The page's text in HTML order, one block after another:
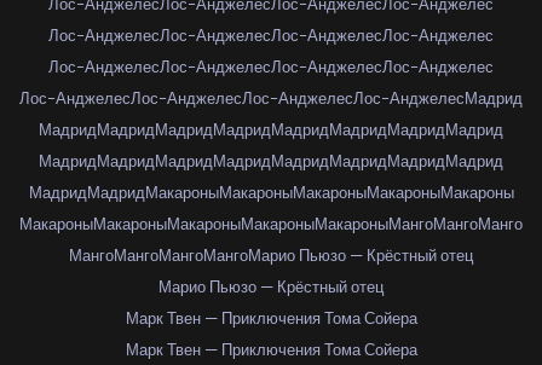
Лос-АнджелесЛос-АнджелесЛос-АнджелесЛос-Анджелес
Лос-АнджелесЛос-АнджелесЛос-АнджелесЛос-Анджелес
Лос-АнджелесЛос-АнджелесЛос-АнджелесЛос-Анджелес
Лос-АнджелесЛос-АнджелесЛос-АнджелесЛос-АнджелесМадрид
МадридМадридМадридМадридМадридМадридМадридМадрид
МадридМадридМадридМадридМадридМадридМадридМадрид
МадридМадридМакароныМакароныМакароныМакароныМакароны
МакароныМакароныМакароныМакароныМакароныМангоМангоМанго
МангоМангоМангоМангоМарио Пьюзо — Крёстный отец
Марио Пьюзо — Крёстный отец
Марк Твен — Приключения Тома Сойера
Марк Твен — Приключения Тома Сойера